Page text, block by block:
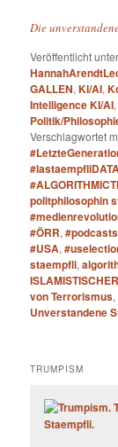
Die
Veröffentlicht unter
GALLEN,KI/AI,
Intelligence KI/AI,
Politik/
Verschlagwortet
politphilosophin
#ÖRR,#podcasts
#USA,
staempfli,
von Terrorismus,
Unverstandene
TRUMPISM